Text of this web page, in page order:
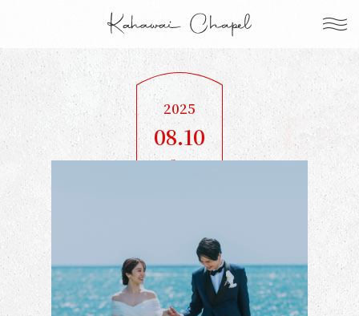
2025
08.10
Sun